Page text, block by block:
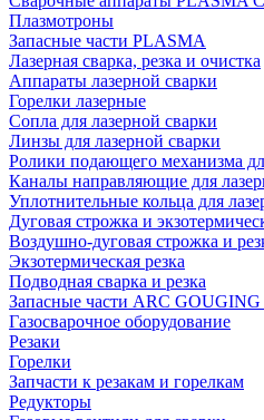
Плазмотроны
Запасные части PLASMA
Лазерная сварка, резка и очистка
Аппараты лазерной сварки
Горелки лазерные
Сопла для лазерной сварки
Линзы для лазерной сварки
Ролики подающего механизма
Каналы направляющие для
Уплотнительные кольца для
Дуговая строжка и
Воздушно-дуговая строжка и
Экзотермическая резка
Подводная сварка и резка
Запасные части ARC
Газосварочное оборудование
Резаки
Горелки
Запчасти к резакам и горелкам
Редукторы